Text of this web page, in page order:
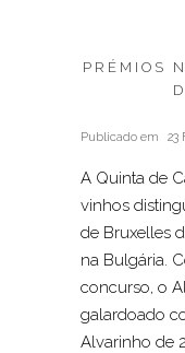
PRÉMIOS
Publicado em 23
A Quinta de
vinhos
de Bruxelles
na Bulgária.
concurso, o
galardoado
Alvarinho de